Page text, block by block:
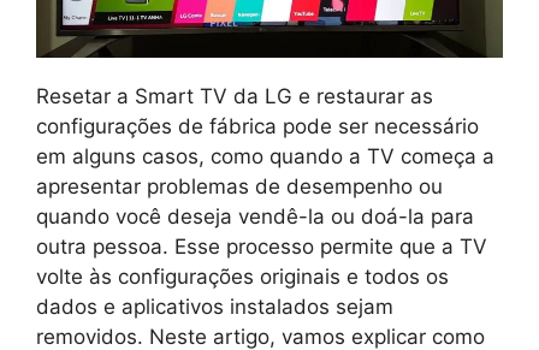
Resetar a Smart TV da LG e restaurar as
configurações de fábrica pode ser necessário
em alguns casos, como quando a TV começa a
apresentar problemas de desempenho ou
quando você deseja vendê-la ou doá-la para
outra pessoa. Esse processo permite que a TV
volte às configurações originais e todos os
dados e aplicativos instalados sejam
removidos. Neste artigo, vamos explicar como